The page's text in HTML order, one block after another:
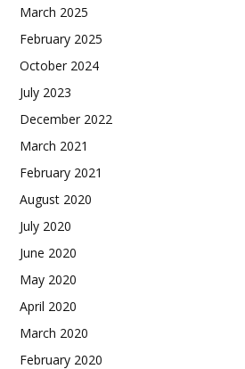
March 2025
February 2025
October 2024
July 2023
December 2022
March 2021
February 2021
August 2020
July 2020
June 2020
May 2020
April 2020
March 2020
February 2020